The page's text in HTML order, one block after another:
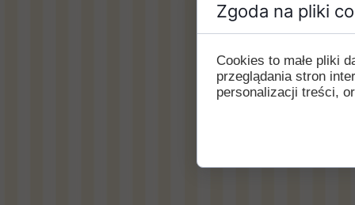
Zgoda na pliki
Cookies to małe pliki
przeglądania stron
personalizacji treści,